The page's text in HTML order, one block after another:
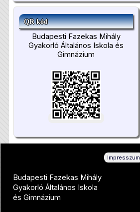
QR kód
Budapesti Fazekas Mihály
Gyakorló Általános Iskola és
Gimnázium
Impresszum
Budapesti Fazekas Mihály
Gyakorló Általános Iskola
és Gimnázium